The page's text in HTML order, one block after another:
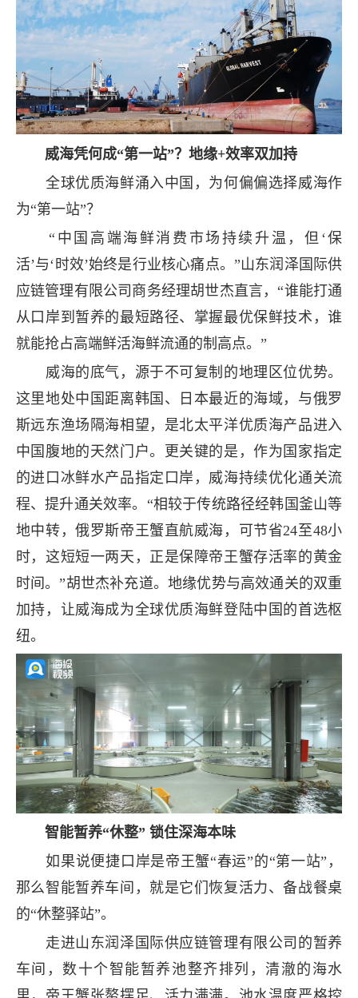
威海凭何成“第一站”？地缘+效率双加持
全球优质海鲜涌入中国，为何偏偏选择威海作
为“第一站”？
“中国高端海鲜消费市场持续升温，但‘保
活’与‘时效’始终是行业核心痛点。”山东润泽国际供
应链管理有限公司商务经理胡世杰直言，“谁能打通
从口岸到暂养的最短路径、掌握最优保鲜技术，谁
就能抢占高端鲜活海鲜流通的制高点。”
威海的底气，源于不可复制的地理区位优势。
这里地处中国距离韩国、日本最近的海域，与俄罗
斯远东渔场隔海相望，是北太平洋优质海产品进入
中国腹地的天然门户。更关键的是，作为国家指定
的进口冰鲜水产品指定口岸，威海持续优化通关流
程、提升通关效率。“相较于传统路径经韩国釜山等
地中转，俄罗斯帝王蟹直航威海，可节省24至48小
时，这短短一两天，正是保障帝王蟹存活率的黄金
时间。”胡世杰补充道。地缘优势与高效通关的双重
加持，让威海成为全球优质海鲜登陆中国的首选枢
纽。
智能暂养“休整” 锁住深海本味
如果说便捷口岸是帝王蟹“春运”的“第一站”，
那么智能暂养车间，就是它们恢复活力、备战餐桌
的“休整驿站”。
走进山东润泽国际供应链管理有限公司的暂养
车间，数十个智能暂养池整齐排列，清澈的海水